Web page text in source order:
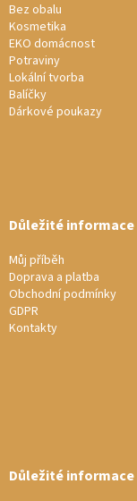
Bez obalu
Kosmetika
EKO domácnost
Potraviny
Lokální tvorba
Balíčky
Dárkové poukazy
Důležité informace
Můj příběh
Doprava a platba
Obchodní podmínky
GDPR
Kontakty
Důležité informace